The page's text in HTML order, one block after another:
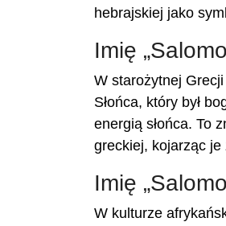
hebrajskiej jako
Imię
W starożytnej
Słońca, który był
energią słońca. To
greckiej, kojarząc je
Imię
W kulturze